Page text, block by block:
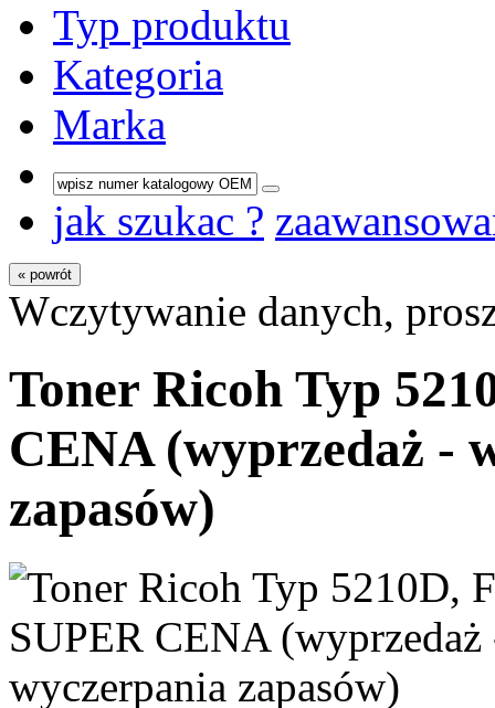
Typ produktu
Kategoria
Marka
jak szukac ?
« powrót
Wczytywanie danych,
Toner Ricoh Typ
CENA (wyprzedaż -
zapasów)